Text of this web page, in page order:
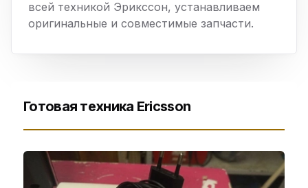
всей техникой Эрикссон, устанавливаем
оригинальные и совместимые запчасти.
Готовая техника Ericsson